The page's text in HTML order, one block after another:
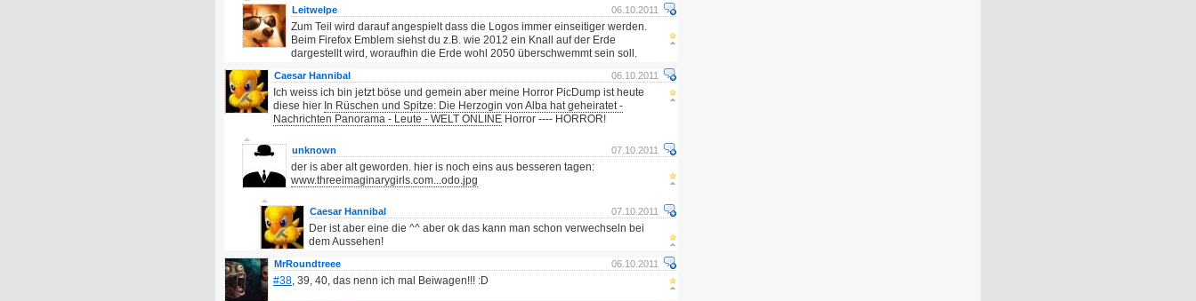
06.10.2011
Leitwelpe
Zum Teil wird darauf angespielt dass die Logos immer einseitiger werden.
Beim Firefox Emblem siehst du z.B. wie 2012 ein Knall auf der Erde
dargestellt wird, woraufhin die Erde wohl 2050 überschwemmt sein soll.
06.10.2011
Caesar Hannibal
Ich weiss ich bin jetzt böse und gemein aber meine Horror PicDump ist heute
diese hier In Rüschen und Spitze: Die Herzogin von Alba hat geheiratet -
Nachrichten Panorama - Leute - WELT ONLINE Horror ---- HORROR!
07.10.2011
unknown
der is aber alt geworden. hier is noch eins aus besseren tagen:
www.threeimaginarygirls.com...odo.jpg
07.10.2011
Caesar Hannibal
Der ist aber eine die ^^ aber ok das kann man schon verwechseln bei
dem Aussehen!
06.10.2011
MrRoundtreee
#38, 39, 40, das nenn ich mal Beiwagen!!! :D